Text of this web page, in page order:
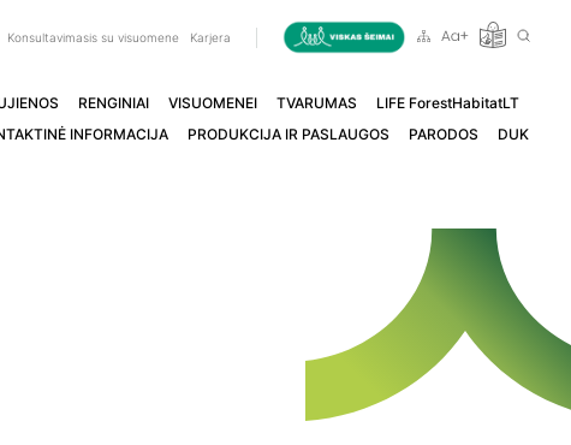
Konsultavimasis su visuomene Karjera
RENGINIAI VISUOMENEI TVARUMAS
LIFE ForestHabitatLT
INFORMACIJA
PRODUKCIJA IR PASLAUGOS PARODOS DUK